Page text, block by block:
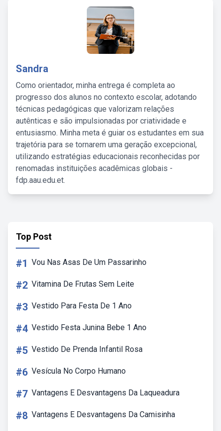
Sandra
Como orientador, minha entrega é completa ao
progresso dos alunos no contexto escolar, adotando
técnicas pedagógicas que valorizam relações
autênticas e são impulsionadas por criatividade e
entusiasmo. Minha meta é guiar os estudantes em sua
trajetória para se tornarem uma geração excepcional,
utilizando estratégias educacionais reconhecidas por
renomadas instituições acadêmicas globais -
fdp.aau.edu.et.
Top Post
#1 Vou Nas Asas De Um Passarinho
#2 Vitamina De Frutas Sem Leite
#3 Vestido Para Festa De 1 Ano
#4 Vestido Festa Junina Bebe 1 Ano
#5 Vestido De Prenda Infantil Rosa
#6 Vesícula No Corpo Humano
#7 Vantagens E Desvantagens Da Laqueadura
#8 Vantagens E Desvantagens Da Camisinha